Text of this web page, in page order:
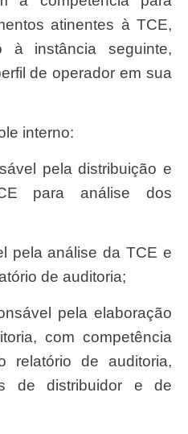
atinentes à TCE,
à instância seguinte,
de operador em sua
interno:
para análise dos
de auditoria;
com competência
relatório de auditoria,
de distribuidor e de